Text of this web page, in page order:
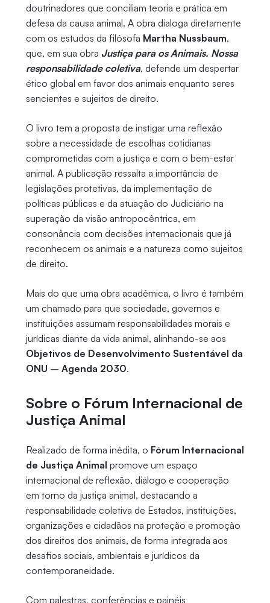
doutrinadores que conciliam teoria e prática em
defesa da causa animal. A obra dialoga diretamente
com os estudos da filósofa Martha Nussbaum,
que, em sua obra Justiça para os Animais. Nossa
responsabilidade coletiva, defende um despertar
ético global em favor dos animais enquanto seres
sencientes e sujeitos de direito.
O livro tem a proposta de instigar uma reflexão
sobre a necessidade de escolhas cotidianas
comprometidas com a justiça e com o bem-estar
animal. A publicação ressalta a importância de
legislações protetivas, da implementação de
políticas públicas e da atuação do Judiciário na
superação da visão antropocêntrica, em
consonância com decisões internacionais que já
reconhecem os animais e a natureza como sujeitos
de direito.
Mais do que uma obra acadêmica, o livro é também
um chamado para que sociedade, governos e
instituições assumam responsabilidades morais e
jurídicas diante da vida animal, alinhando-se aos
Objetivos de Desenvolvimento Sustentável da
ONU – Agenda 2030.
Sobre o Fórum Internacional de
Justiça Animal
Realizado de forma inédita, o Fórum Internacional
de Justiça Animal promove um espaço
internacional de reflexão, diálogo e cooperação
em torno da justiça animal, destacando a
responsabilidade coletiva de Estados, instituições,
organizações e cidadãos na proteção e promoção
dos direitos dos animais, de forma integrada aos
desafios sociais, ambientais e jurídicos da
contemporaneidade.
Com palestras, conferências e painéis